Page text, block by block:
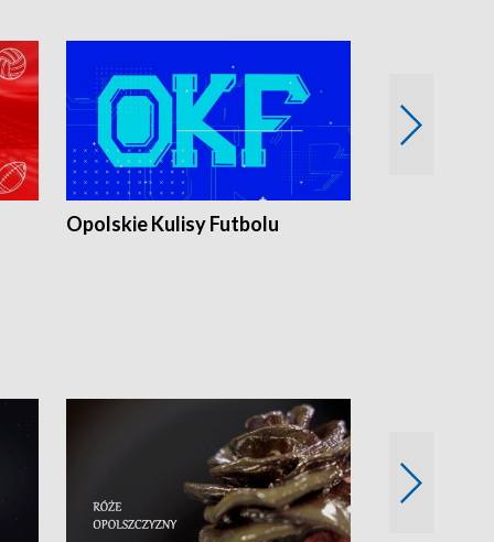
Opolskie Kulisy Futbolu